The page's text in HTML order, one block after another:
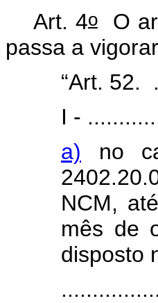
Art. 4oO
passa a
“Art. 52.
I -
a) no
NCM,
mês de
disposto